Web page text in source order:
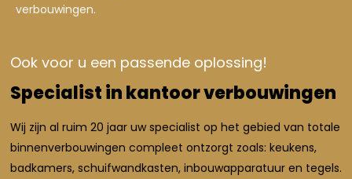
verbouwingen.
Ook voor u een passende oplossing!
Specialist in kantoor verbouwingen
Wij zijn al ruim 20 jaar uw specialist op het gebied van totale
binnenverbouwingen compleet ontzorgt zoals: keukens,
badkamers, schuifwandkasten, inbouwapparatuur en tegels.